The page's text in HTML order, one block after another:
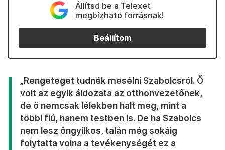
Állítsd be a Telexet
megbízható forrásnak!
Beállítom
„Rengeteget tudnék mesélni Szabolcsról. Ő
volt az egyik áldozata az otthonvezetőnek,
de ő nemcsak lélekben halt meg, mint a
többi fiú, hanem testben is. De ha Szabolcs
nem lesz öngyilkos, talán még sokáig
folytatta volna a tevékenységét ez a